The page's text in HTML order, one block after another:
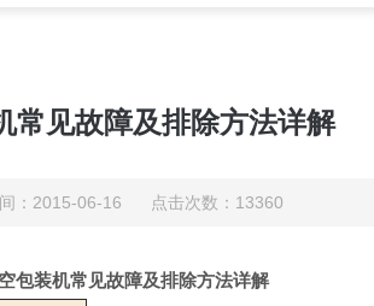
常见故障及排除方法详解
间：2015-06-16 点击次数：13360
包装机常见故障及排除方法详解